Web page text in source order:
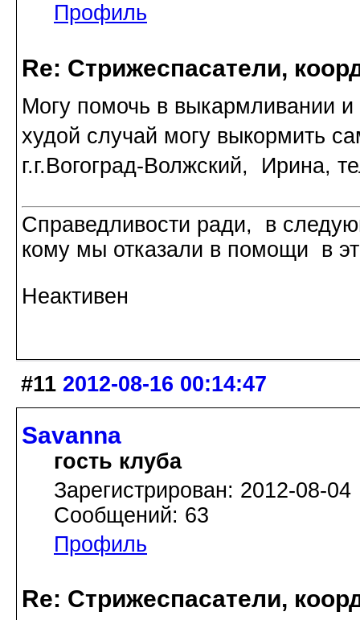
Профиль
Re: Стрижеспасатели,
Могу помочь в выкармливании и
худой случай могу выкормить
г.г.Вогоград-Волжский, Ирина,
Справедливости ради, в
кому мы отказали в помощи в
Неактивен
#11 2012-08-16 00:14:47
Savanna
гость клуба
Зарегистрирован: 2012-08-04
Сообщений: 63
Профиль
Re: Стрижеспасатели,